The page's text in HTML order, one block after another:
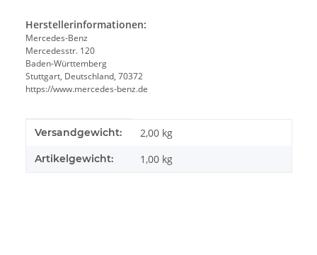
Herstellerinformationen:
Mercedes-Benz
Mercedesstr. 120
Baden-Württemberg
Stuttgart, Deutschland, 70372
https://www.mercedes-benz.de
Produkteigenschaft
Wert
Versandgewicht: 2,00 kg
Artikelgewicht: 1,00 kg